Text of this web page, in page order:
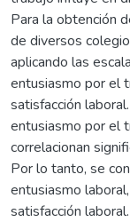
Para la obtención
de diversos
aplicando las
entusiasmo por el
satisfacción
entusiasmo por el
correlacionan
Por lo tanto, se
entusiasmo
satisfacción laboral.